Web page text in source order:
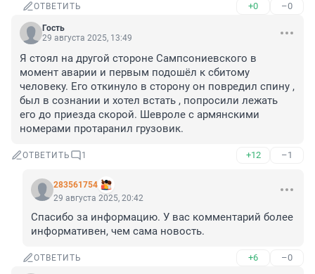
ОТВЕТИТЬ +0 –0
Гость
29 августа 2025, 13:49
Я стоял на другой стороне Сампсониевского в
момент аварии и первым подошёл к сбитому
человеку. Его откинуло в сторону он повредил спину ,
был в сознании и хотел встать , попросили лежать
его до приезда скорой. Шевроле с армянскими
номерами протаранил грузовик.
ОТВЕТИТЬ 1 +12 –1
283561754
29 августа 2025, 20:42
Спасибо за информацию. У вас комментарий более
информативен, чем сама новость.
ОТВЕТИТЬ +6 –0